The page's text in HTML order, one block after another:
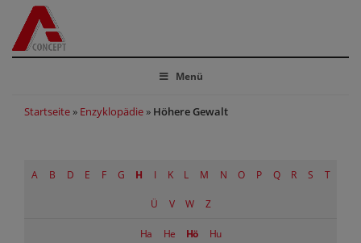
Menü
Startseite » Enzyklopädie » Höhere Gewalt
A B D E F G H I K L M N O P Q R S T
Ü V W Z
Ha He Hö Hu